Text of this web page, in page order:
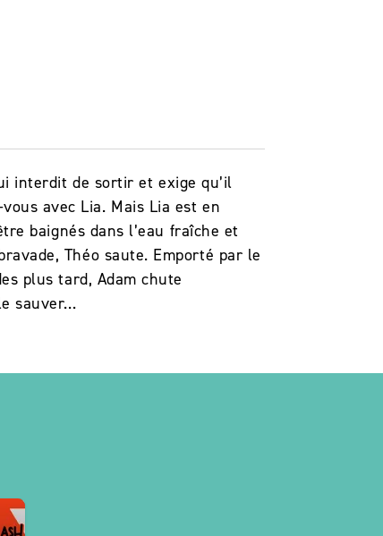
interdit de sortir et exige qu’il
avec Lia. Mais Lia est en
baignés dans l’eau fraîche et
Théo saute. Emporté par le
plus tard, Adam chute
sauver…